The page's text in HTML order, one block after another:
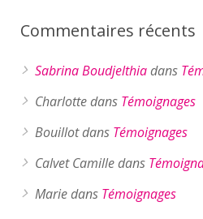
Commentaires récents
Sabrina Boudjelthiadans
Charlottedans Témoignages
Bouillotdans Témoignages
Calvet Camilledans
Mariedans Témoignages